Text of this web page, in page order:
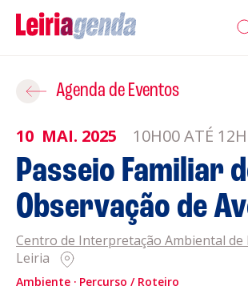
Agenda
Sobre a
Promotores
Clubes Desportivos
Contactos
Agenda de Eventos
10 MAI. 2025 10H00 ATÉ
Passeio Familiar
Observação de
Centro de Interpretação Ambiental de
Leiria
Ambiente Percurso / Roteiro
Adicionar ao Roteiro
ROTEIROS EXISTENTES
CRIAR NOVO